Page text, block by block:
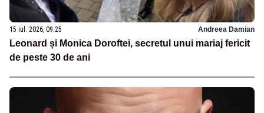
15 iul. 2026, 09:25 Andreea Damian
Leonard și Monica Doroftei, secretul unui mariaj fericit
de peste 30 de ani